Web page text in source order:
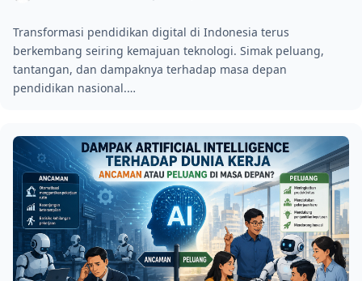
Transformasi pendidikan digital di Indonesia terus
berkembang seiring kemajuan teknologi. Simak peluang,
tantangan, dan dampaknya terhadap masa depan
pendidikan nasional.…